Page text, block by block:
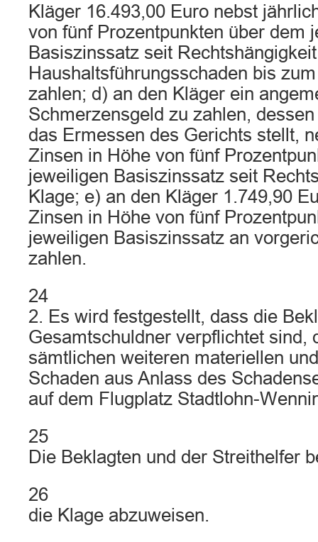
Kläger 16.493,00 Euro nebst
von fünf Prozentpunkten über dem
Basiszinssatz seit
Haushaltsführungsschaden bis
zahlen; d) an den Kläger ein
Schmerzensgeld zu zahlen,
das Ermessen des Gerichts stellt,
Zinsen in Höhe von fünf
jeweiligen Basiszinssatz seit
Klage; e) an den Kläger 1.749,90
Zinsen in Höhe von fünf
jeweiligen Basiszinssatz an
zahlen.
24
2. Es wird festgestellt, dass die
Gesamtschuldner verpflichtet sind,
sämtlichen weiteren materiellen
Schaden aus Anlass des
auf dem Flugplatz Stadtlohn-
25
Die Beklagten und der Streithelfer
26
die Klage abzuweisen.